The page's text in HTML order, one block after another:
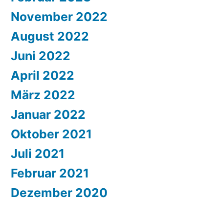
November 2022
August 2022
Juni 2022
April 2022
März 2022
Januar 2022
Oktober 2021
Juli 2021
Februar 2021
Dezember 2020